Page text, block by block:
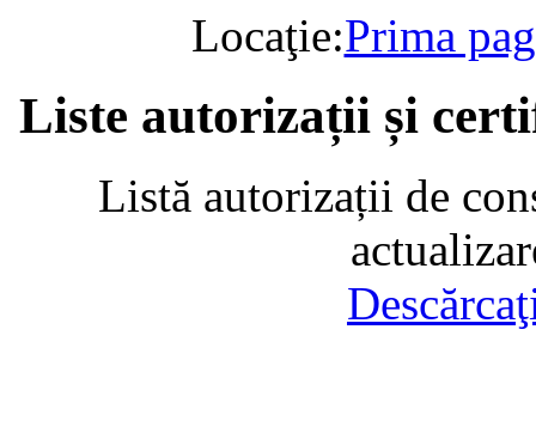
Locaţie:Prima
Liste autorizații și
Listă autorizații de